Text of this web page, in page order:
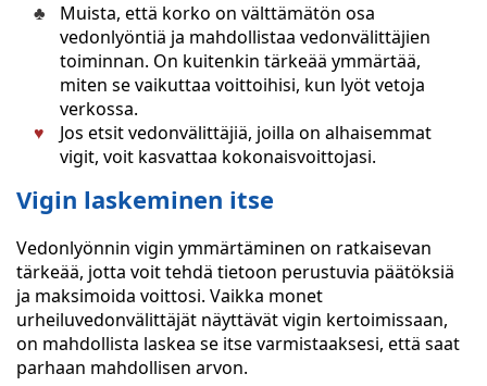
Muista, että korko on välttämätön osa
vedonlyöntiä ja mahdollistaa vedonvälittäjien
toiminnan. On kuitenkin tärkeää ymmärtää,
miten se vaikuttaa voittoihisi, kun lyöt vetoja
verkossa.
Jos etsit vedonvälittäjiä, joilla on alhaisemmat
vigit, voit kasvattaa kokonaisvoittojasi.
Vigin laskeminen itse
Vedonlyönnin vigin ymmärtäminen on ratkaisevan
tärkeää, jotta voit tehdä tietoon perustuvia päätöksiä
ja maksimoida voittosi. Vaikka monet
urheiluvedonvälittäjät näyttävät vigin kertoimissaan,
on mahdollista laskea se itse varmistaaksesi, että saat
parhaan mahdollisen arvon.